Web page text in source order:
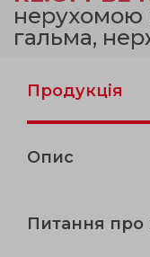
нерухомою
гальма,
Продукція
Опис
Питання про